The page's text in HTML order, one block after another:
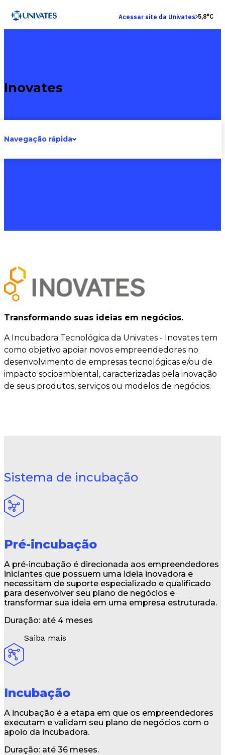
Acessar site da Univates 5,8°C
Inovates
Navegação rápida
Transformando suas ideias em negócios.
A Incubadora Tecnológica da Univates - Inovates tem
como objetivo apoiar novos empreendedores no
desenvolvimento de empresas tecnológicas e/ou de
impacto socioambiental, caracterizadas pela inovação
de seus produtos, serviços ou modelos de negócios.
Sistema de incubação
Pré-incubação
A pré-incubação é direcionada aos empreendedores
iniciantes que possuem uma ideia inovadora e
necessitam de suporte especializado e qualificado
para desenvolver seu plano de negócios e
transformar sua ideia em uma empresa estruturada.
Duração: até 4 meses
Saiba mais
Incubação
A incubação é a etapa em que os empreendedores
executam e validam seu plano de negócios com o
apoio da incubadora.
Duração: até 36 meses.